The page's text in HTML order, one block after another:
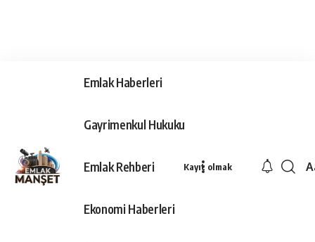
Emlak Haberleri
Gayrimenkul Hukuku
Emlak Rehberi
Ekonomi Haberleri
Kayıt olmak